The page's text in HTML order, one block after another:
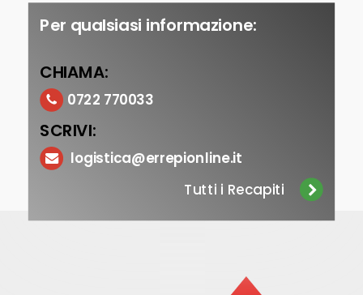
Per qualsiasi informazione:
CHIAMA:
0722 770033
SCRIVI:
logistica@errepionline.it
Tutti i Recapiti